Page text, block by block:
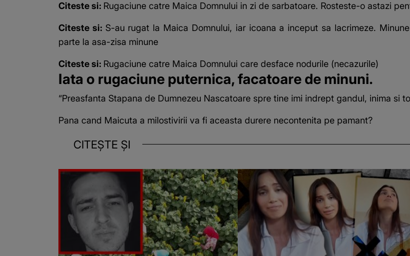
Citeste si: Rugaciune catre Maica Domnului in zi de sarbatoare. Rosteste-o astazi
Citeste si: S-au rugat la Maica Domnului, iar icoana a inceput sa lacrimeze.
parte la asa-zisa minune
Citeste si: Rugaciune catre Maica Domnului care desface nodurile (necazurile)
Iata o rugaciune puternica, facatoare de minuni.
“Preasfanta Stapana de Dumnezeu Nascatoare spre tine imi indrept gandul, inima si
Pana cand Maicuta a milostivirii va fi aceasta durere necontenita pe pamant?
CITEȘTE ȘI